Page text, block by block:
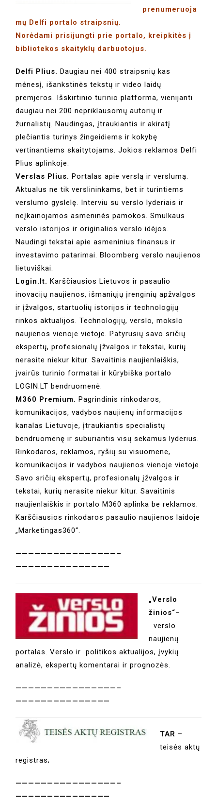
prenumeruoja
mų Delfi portalo straipsnių.
Norėdami prisijungti prie portalo, kreipkitės į
bibliotekos skaityklų darbuotojus.
Delfi Plius. Daugiau nei 400 straipsnių kas
mėnesį, išankstinės tekstų ir video laidų
premjeros. Išskirtinio turinio platforma, vienijanti
daugiau nei 200 nepriklausomų autorių ir
žurnalistų. Naudingas, įtraukiantis ir akiratį
plečiantis turinys žingeidiems ir kokybę
vertinantiems skaitytojams. Jokios reklamos Delfi
Plius aplinkoje.
Verslas Plius. Portalas apie verslą ir verslumą.
Aktualus ne tik verslininkams, bet ir turintiems
verslumo gyslelę. Interviu su verslo lyderiais ir
neįkainojamos asmeninės pamokos. Smulkaus
verslo istorijos ir originalios verslo idėjos.
Naudingi tekstai apie asmeninius finansus ir
investavimo patarimai. Bloomberg verslo naujienos
lietuviškai.
Login.lt. Karščiausios Lietuvos ir pasaulio
inovacijų naujienos, išmaniųjų įrenginių apžvalgos
ir įžvalgos, startuolių istorijos ir technologijų
rinkos aktualijos. Technologijų, verslo, mokslo
naujienos vienoje vietoje. Patyrusių savo sričių
ekspertų, profesionalų įžvalgos ir tekstai, kurių
nerasite niekur kitur. Savaitinis naujienlaiškis,
įvairūs turinio formatai ir kūrybiška portalo
LOGIN.LT bendruomenė.
M360 Premium. Pagrindinis rinkodaros,
komunikacijos, vadybos naujienų informacijos
kanalas Lietuvoje, įtraukiantis specialistų
bendruomenę ir suburiantis visų sekamus lyderius.
Rinkodaros, reklamos, ryšių su visuomene,
komunikacijos ir vadybos naujienos vienoje vietoje.
Savo sričių ekspertų, profesionalų įžvalgos ir
tekstai, kurių nerasite niekur kitur. Savaitinis
naujienlaiškis ir portalo M360 aplinka be reklamos.
Karščiausios rinkodaros pasaulio naujienos laidoje
„Marketingas360“.
————————————————–
———————————————
„Verslo
žinios“–
verslo
naujienų
portalas. Verslo ir politikos aktualijos, įvykių
analizė, ekspertų komentarai ir prognozės.
————————————————–
———————————————
TAR –
teisės aktų
registras;
————————————————–
———————————————